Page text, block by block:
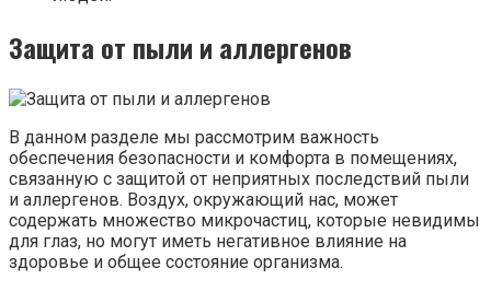
Защита от пыли и аллергенов
В данном разделе мы рассмотрим важность
обеспечения безопасности и комфорта в помещениях,
связанную с защитой от неприятных последствий пыли
и аллергенов. Воздух, окружающий нас, может
содержать множество микрочастиц, которые невидимы
для глаз, но могут иметь негативное влияние на
здоровье и общее состояние организма.